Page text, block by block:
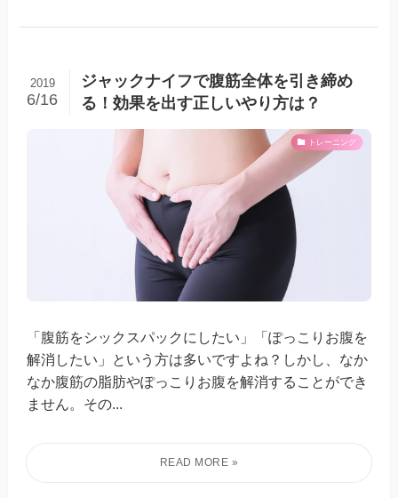
ジャックナイフで腹筋全体を引き締め
る！効果を出す正しいやり方は？
2019
6/16
トレーニング
「腹筋をシックスパックにしたい」「ぽっこりお腹を
解消したい」という方は多いですよね？しかし、なか
なか腹筋の脂肪やぽっこりお腹を解消することができ
ません。その...